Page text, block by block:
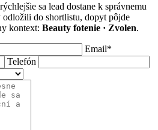
sa lead dostane k správnemu
do shortlistu, dopyt pôjde
kontext: Beauty fotenie · Zvolen.
Email*
Telefón